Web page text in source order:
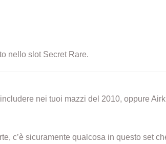
nello slot Secret Rare.
nei tuoi mazzi del 2010, oppure
c’è sicuramente qualcosa in questo set